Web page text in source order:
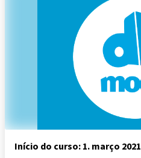
Início do curso: 1. março 2021